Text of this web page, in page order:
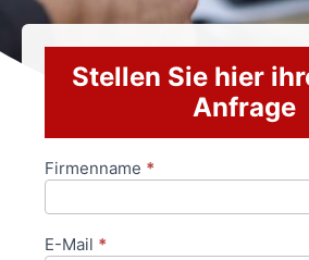
Stellen Sie hier
Anfrage
Anfrageformular
Firmenname *
E-Mail *